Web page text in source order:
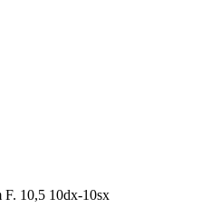
10,5 10dx-10sx